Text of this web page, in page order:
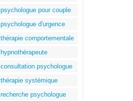
psychologue pour couple
psychologue d'urgence
thérapie comportementale
hypnothérapeute
consultation psychologue
thérapie systémique
recherche psychologue